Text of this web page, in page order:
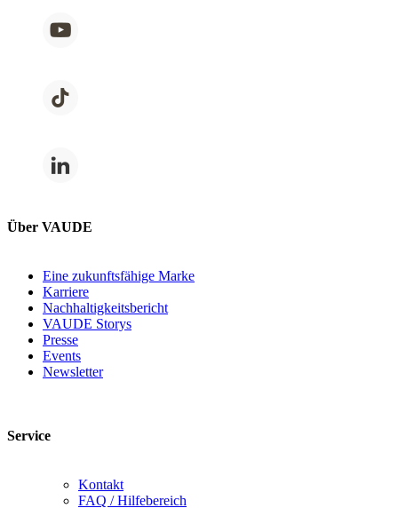
Über VAUDE
Eine zukunftsfähige Marke
Karriere
Nachhaltigkeitsbericht
VAUDE Storys
Presse
Events
Newsletter
Service
Kontakt
FAQ / Hilfebereich